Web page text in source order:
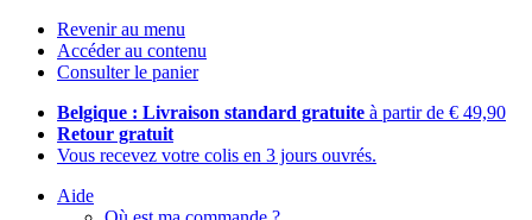
Revenir au menu
Accéder au contenu
Consulter le panier
Belgique : Livraison standard gratuite à partir de € 49,90
Retour gratuit
Vous recevez votre colis en 3 jours ouvrés.
Aide